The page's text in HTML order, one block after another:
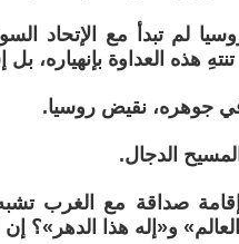
لم تبدأ مع الإتحاد
هذه العداوة بإنهياره،
جوهره، نقيض روسيا.
الدجال.
صداقة مع الغرب
و«إله هذا الدهر»؟ إن